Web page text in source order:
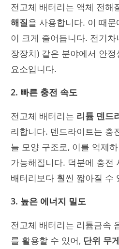
전고체 배터리는 액체 전해
해질을 사용합니다. 이 때
이 크게 줄어듭니다. 전기차
장장치) 같은 분야에서 안
요소입니다.
2. 빠른 충전 속도
전고체 배터리는 리튬 덴드
리합니다. 덴드라이트는 충
늘 모양 구조로, 이를 억제
가능해집니다. 덕분에 충전
배터리보다 훨씬 짧아질 수
3. 높은 에너지 밀도
전고체 배터리는 리튬금속
를 활용할 수 있어, 단위 무